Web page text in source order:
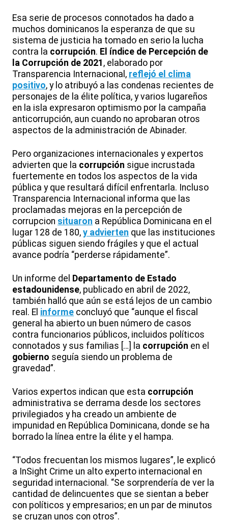
Esa serie de procesos connotados ha dado a
muchos dominicanos la esperanza de que su
sistema de justicia ha tomado en serio la lucha
contra la corrupción. El índice de Percepción de
la Corrupción de 2021 , elaborado por
Transparencia Internacional, reflejó el clima
positivo, y lo atribuyó a las condenas recientes de
personajes de la élite política, y varios lugareños
en la isla expresaron optimismo por la campaña
anticorrupción, aun cuando no aprobaran otros
aspectos de la administración de Abinader.
Pero organizaciones internacionales y expertos
advierten que la corrupción sigue incrustada
fuertemente en todos los aspectos de la vida
pública y que resultará difícil enfrentarla. Incluso
Transparencia Internacional informa que las
proclamadas mejoras en la percepción de
corrupcion situaron a República Dominicana en el
lugar 128 de 180, y advierten que las instituciones
públicas siguen siendo frágiles y que el actual
avance podría “perderse rápidamente”.
Un informe del Departamento de Estado
estadounidense, publicado en abril de 2022,
también halló que aún se está lejos de un cambio
real. El informe concluyó que “aunque el fiscal
general ha abierto un buen número de casos
contra funcionarios públicos, incluidos políticos
connotados y sus familias […] la corrupción en el
gobierno seguía siendo un problema de
gravedad”.
Varios expertos indican que esta corrupción
administrativa se derrama desde los sectores
privilegiados y ha creado un ambiente de
impunidad en República Dominicana, donde se ha
borrado la línea entre la élite y el hampa.
“Todos frecuentan los mismos lugares”, le explicó
a InSight Crime un alto experto internacional en
seguridad internacional. “Se sorprendería de ver la
cantidad de delincuentes que se sientan a beber
con políticos y empresarios; en un par de minutos
se cruzan unos con otros”.